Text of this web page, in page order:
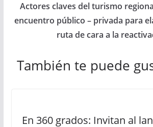
Actores claves del turismo
encuentro público – privada para
ruta de cara a la
También te puede
En 360 grados: Invitan al